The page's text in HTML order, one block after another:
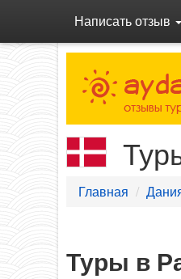
Написать отзыв
Главная
Туры в